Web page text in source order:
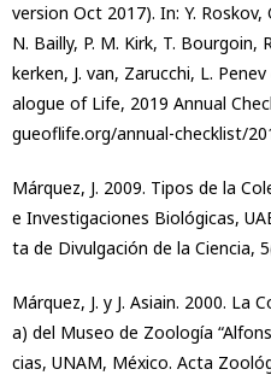
version Oct 2017). In: Y. Roskov,
N. Bailly, P. M. Kirk, T. Bourgoin,
kerken, J. van, Zarucchi, L.
alogue of Life, 2019 Annual
gueoflife.org/annual-checklist/
Márquez, J. 2009. Tipos de la
e Investigaciones Biológicas,
ta de Divulgación de la Ciencia,
Márquez, J. y J. Asiain. 2000. La
a) del Museo de Zoología
cias, UNAM, México. Acta